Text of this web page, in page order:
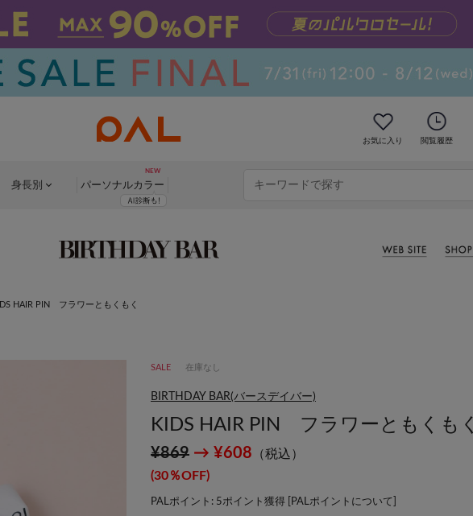
お気に入り 閲覧履歴
身長別 パーソナルカラー
HAIR PIN フラワーともくもく
SALE 在庫なし
BIRTHDAY BAR(バースデイバー)
KIDS HAIR PIN フラワーともくもく
¥869 → ¥608 （税込）
(30％OFF)
PALポイント: 5ポイント獲得 [ PALポイントについて